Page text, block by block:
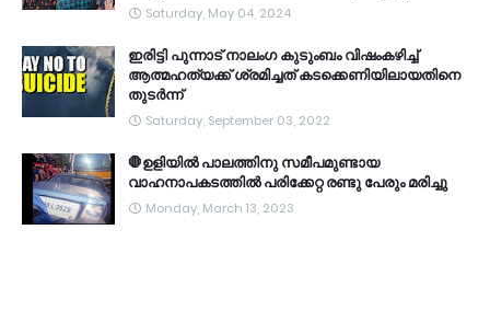
Saturday, May 04, 2024
ഇരിട്ടി പുന്നാട് നാലംഗ കുടുംബം വിഷംകഴിച്ച്‌
ആത്മഹത്യക്ക് ശ്രമിച്ചത് കടക്കെണിയിലായതിനെ
തുടർന്ന്
Saturday, September 03, 2022
🛑ഉളിയിൽ പാലത്തിനു സമീപമുണ്ടായ
വാഹനാപകടത്തിൽ പരിക്കേറ്റ രണ്ടു പേരും മരിച്ചു
Monday, March 13, 2023